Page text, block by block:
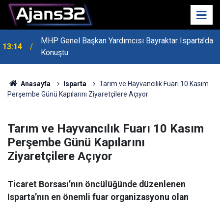
13:14
MHP Genel Başkan Yardımcısı Bayraktar Isparta’da
Konuştu
Anasayfa Isparta
Tarım ve Hayvancılık Fuarı 10 Kasım
Perşembe Günü Kapılarını Ziyaretçilere Açıyor
Tarım ve Hayvancılık Fuarı 10 Kasım
Perşembe Günü Kapılarını
Ziyaretçilere Açıyor
Ticaret Borsası’nın öncülüğünde düzenlenen
Isparta’nın en önemli fuar organizasyonu olan